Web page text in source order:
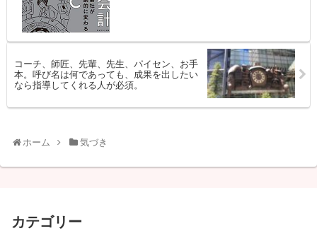
コーチ、師匠、先輩、先生、パイセン、お手
本。呼び名は何であっても、成果を出したい
なら指導してくれる人が必須。
ホーム 気づき
カテゴリー